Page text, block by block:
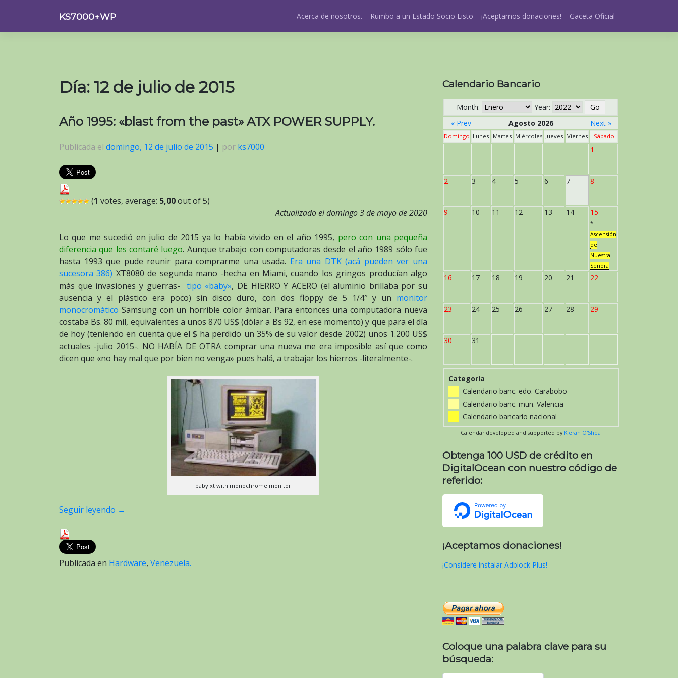
contenido
KS7000+WP Acerca de nosotros. Rumbo a un Estado Socio Listo ¡Aceptamos donaciones! Gaceta Oficial
Día: 12 de julio de 2015
Año 1995: «blast from the past» ATX POWER SUPPLY.
Publicada el domingo, 12 de julio de 2015 | por ks7000
(1 votes, average: 5,00out of 5)
Actualizado el domingo 3 de mayo de 2020
Lo que me sucedió en julio de 2015 ya lo había vivido en el año 1995, pero con una pequeña
diferencia que les contaré luego. Aunque trabajo con computadoras desde el año 1989 sólo fue
hasta 1993 que pude reunir para comprarme una usada. Era una DTK (acá pueden ver una
sucesora 386) XT8080 de segunda mano -hecha en Miami, cuando los gringos producían algo
más que invasiones y guerras- tipo «baby», DE HIERRO Y ACERO (el aluminio brillaba por su
ausencia y el plástico era poco) sin disco duro, con dos floppy de 5 1/4″ y un monitor
monocromático Samsung con un horrible color ámbar. Para entonces una computadora nueva
costaba Bs. 80 mil, equivalentes a unos 870 US$ (dólar a Bs 92, en ese momento) y que para el día
de hoy (teniendo en cuenta que el $ ha perdido un 35% de su valor desde 2002) unos 1.200 US$
actuales -julio 2015-. NO HABÍA DE OTRA comprar una nueva me era imposible así que como
dicen que «no hay mal que por bien no venga» pues halá, a trabajar los hierros -literalmente-.
baby xt with monochrome monitor
Seguir leyendo →
Publicada en Hardware, Venezuela.
Calendario Bancario
Month:
Year:
« Prev
Agosto 2026 Next »
Domingo Lunes Martes Miércoles Jueves Viernes Sábado
1
2 3 4 5 6 7 8
9 10 11 12 13 14 15
*
Ascensión
de
Nuestra
Señora
16 17 18 19 20 21 22
23 24 25 26 27 28 29
30 31
Categoría
Calendario banc. edo. Carabobo
Calendario banc. mun. Valencia
Calendario bancario nacional
Calendar developed and supported by Kieran O'Shea
Obtenga 100 USD de crédito en
DigitalOcean con nuestro código de
referido:
¡Aceptamos donaciones!
¡Considere instalar Adblock Plus!
Coloque una palabra clave para su
búsqueda: